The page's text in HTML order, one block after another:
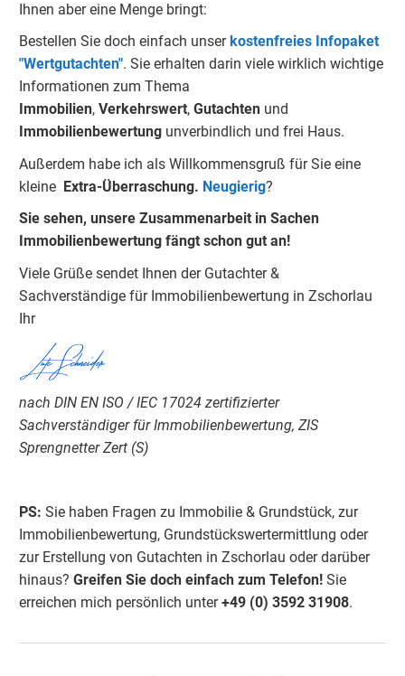
Ihnen aber eine Menge bringt:
Bestellen Sie doch einfach unser kostenfreies Infopaket
"Wertgutachten". Sie erhalten darin viele wirklich wichtige
Informationen zum Thema
Immobilien, Verkehrswert, Gutachten und
Immobilienbewertung unverbindlich und frei Haus.
Außerdem habe ich als Willkommensgruß für Sie eine
kleine Extra-Überraschung. Neugierig?
Sie sehen, unsere Zusammenarbeit in Sachen
Immobilienbewertung fängt schon gut an!
Viele Grüße sendet Ihnen der Gutachter &
Sachverständige für Immobilienbewertung in Zschorlau
Ihr
Lutz Schneider
nach DIN EN ISO / IEC 17024 zertifizierter
Sachverständiger für Immobilienbewertung, ZIS
Sprengnetter Zert (S)
PS: Sie haben Fragen zu Immobilie & Grundstück, zur
Immobilienbewertung, Grundstückswertermittlung oder
zur Erstellung von Gutachten in Zschorlau oder darüber
hinaus? Greifen Sie doch einfach zum Telefon! Sie
erreichen mich persönlich unter+49 (0) 3592 31908.